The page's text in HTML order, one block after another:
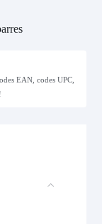
EAN, codes UPC,